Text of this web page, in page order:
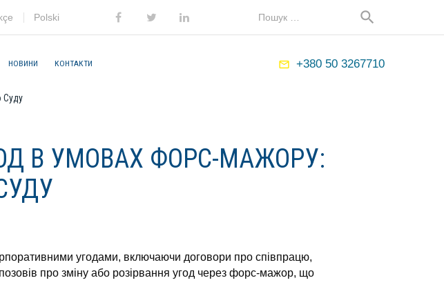
search
FacebookTwitter LinkedIn
Polski
НОВИНИ КОНТАКТИ mail_outline +380 50 3267710
Суду
В УМОВАХ ФОРС-МАЖОРУ:
угодами, включаючи договори про співпрацю,
позовів про зміну або розірвання угод через форс-мажор, що